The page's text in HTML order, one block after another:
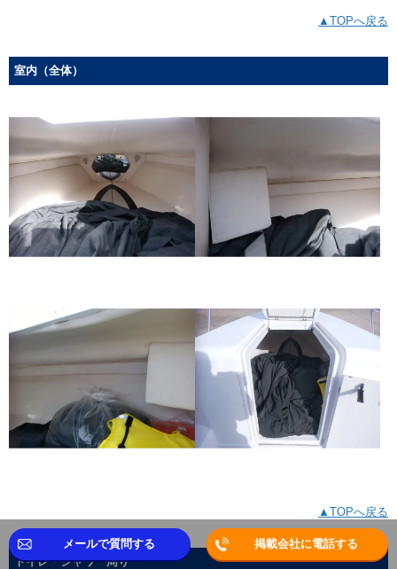
▲TOPへ戻る
室内（全体）
▲TOPへ戻る
トイレ・シャワー周り
メールで質問する 掲載会社に電話する